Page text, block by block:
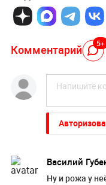
Комментарий 5+
Василий
Ну и рожа у